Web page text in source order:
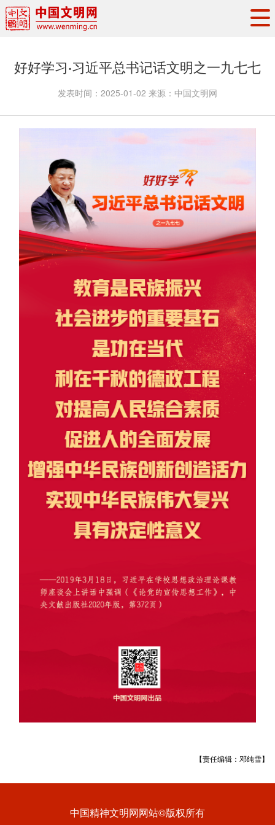
权威发布
资讯联播
地方交流
文明培育
文明实践
文明创建
文明之光
文明影音 文明矩阵
好好学习·习近平总书记话文明之一九七七
发表时间： 2025-01-02 来源： 中国文明网
【责任编辑：邓纯雪】
中国精神文明网网站©版权所有